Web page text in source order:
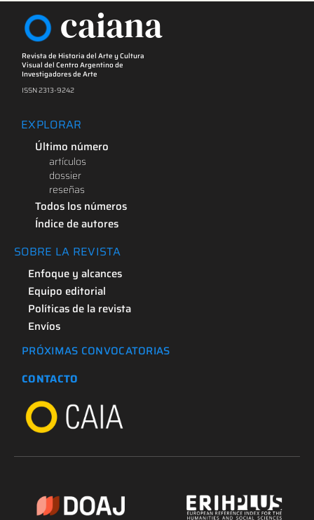
caiana
Revista de Historia del Arte y Cultura
Visual del Centro Argentino de
Investigadores de Arte
ISSN 2313-9242
EXPLORAR
Último número
artículos
dossier
reseñas
Todos los números
Índice de autores
SOBRE LA REVISTA
Enfoque y alcances
Equipo editorial
Políticas de la revista
Envíos
PRÓXIMAS CONVOCATORIAS
CONTACTO